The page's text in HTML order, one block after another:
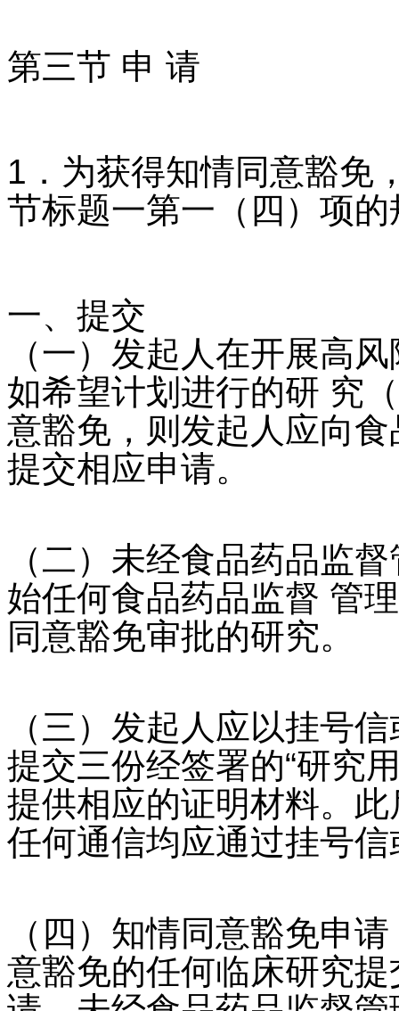
第三节 申 请
1． 为获得知情同意豁免
节标题一第一（四）项
一、提交
（一）发起人在开展高
如希望计划进行的研 究
意豁免，则发起人应向
提交相应申请。
（二）未经食品药品监
始任何食品药品监督 管
同意豁免审批的研究。
（三）发起人应以挂号
提交三份经签署的“研究
提供相应的证明材料。
任何通信均应通过挂号
（四）知情同意豁免申
意豁免的任何临床研究